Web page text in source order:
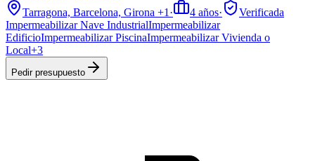
Tarragona, Barcelona, Girona +1 · 4 años·
Verificada
Impermeabilizar Nave IndustrialImpermeabilizar
EdificioImpermeabilizar PiscinaImpermeabilizar Vivienda o
Local+3
Pedir presupuesto